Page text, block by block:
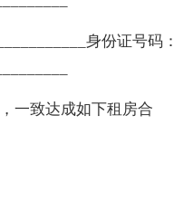
身份证号码：
致达成如下租房合